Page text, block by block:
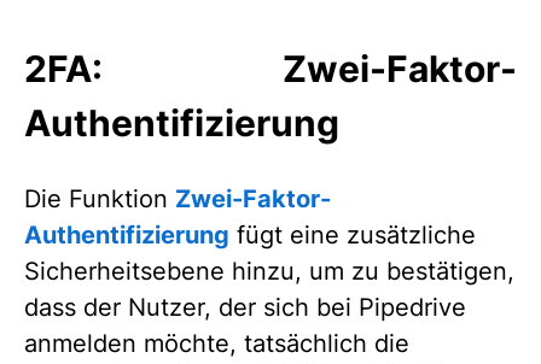
2FA: Zwei-Faktor-
Authentifizierung
Die Funktion Zwei-Faktor-
Authentifizierung fügt eine zusätzliche
Sicherheitsebene hinzu, um zu bestätigen,
dass der Nutzer, der sich bei Pipedrive
anmelden möchte, tatsächlich die